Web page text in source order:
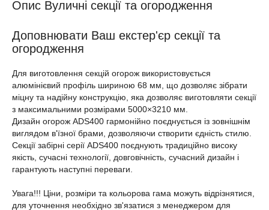
Опис Вуличні секції та огородження
Доповнювати Ваш екстер'єр секції та
огородження
Для виготовлення секцій огорож використовується
алюмінієвий профіль шириною 68 мм, що дозволяє зібрати
міцну та надійну конструкцію, яка дозволяє виготовляти секції
з максимальними розмірами 5000×3210 мм.
Дизайн огорож ADS400 гармонійно поєднується із зовнішнім
виглядом в'їзної брами, дозволяючи створити єдність стилю.
Секції забірні серії ADS400 поєднують традиційно високу
якість, сучасні технології, довговічність, сучасний дизайн і
гарантують наступні переваги.
Увага!!! Ціни, розміри та кольорова гама можуть відрізнятися,
для уточнення необхідно зв'язатися з менеджером для